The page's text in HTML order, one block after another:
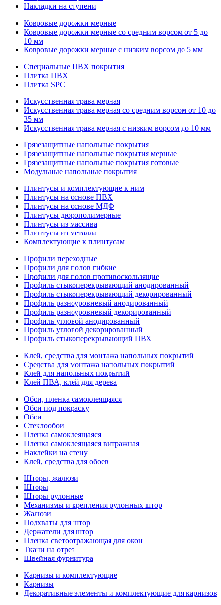
Накладки на ступени
Ковровые дорожки мерные
Ковровые дорожки мерные со средним ворсом от 5 до
10 мм
Ковровые дорожки мерные с низким ворсом до 5 мм
Специальные ПВХ покрытия
Плитка ПВХ
Плитка SPC
Искуccтвенная трава мерная
Искусственная трава мерная со средним ворсом от 10 до
35 мм
Искусственная трава мерная с низким ворсом до 10 мм
Грязезащитные напольные покрытия
Грязезащитные напольные покрытия мерные
Грязезащитные напольные покрытия готовые
Модульные напольные покрытия
Плинтусы и комплектующие к ним
Плинтусы на основе ПВХ
Плинтусы на основе МДФ
Плинтусы дюрополимерные
Плинтусы из массива
Плинтусы из металла
Комплектующие к плинтусам
Профили переходные
Профили для полов гибкие
Профили для полов противоскользящие
Профиль стыкоперекрывающий анодированный
Профиль стыкоперекрывающий декорированный
Профиль разноуровневый анодированный
Профиль разноуровневый декорированный
Профиль угловой анодированный
Профиль угловой декорированный
Профиль стыкоперекрывающий ПВХ
Клей, средства для монтажа напольных покрытий
Средства для монтажа напольных покрытий
Клей для напольных покрытий
Клей ПВА, клей для дерева
Обои, пленка самоклеящаяся
Обои под покраску
Обои
Стеклообои
Пленка самоклеящаяся
Пленка самоклеящаяся витражная
Наклейки на стену
Клей, средства для обоев
Шторы, жалюзи
Шторы
Шторы рулонные
Механизмы и крепления рулонных штор
Жалюзи
Подхваты для штор
Держатели для штор
Пленка светоотражающая для окон
Ткани на отрез
Швейная фурнитура
Карнизы и комплектующие
Карнизы
Декоративные элементы и комплектующие для карнизов